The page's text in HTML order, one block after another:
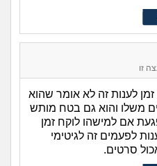
זו
לענות זה לא אומר שהוא
משלו והוא גם בטח מותש
אם למישהו לוקח זמן
לפעמים זה לגיטימי
סרטים.